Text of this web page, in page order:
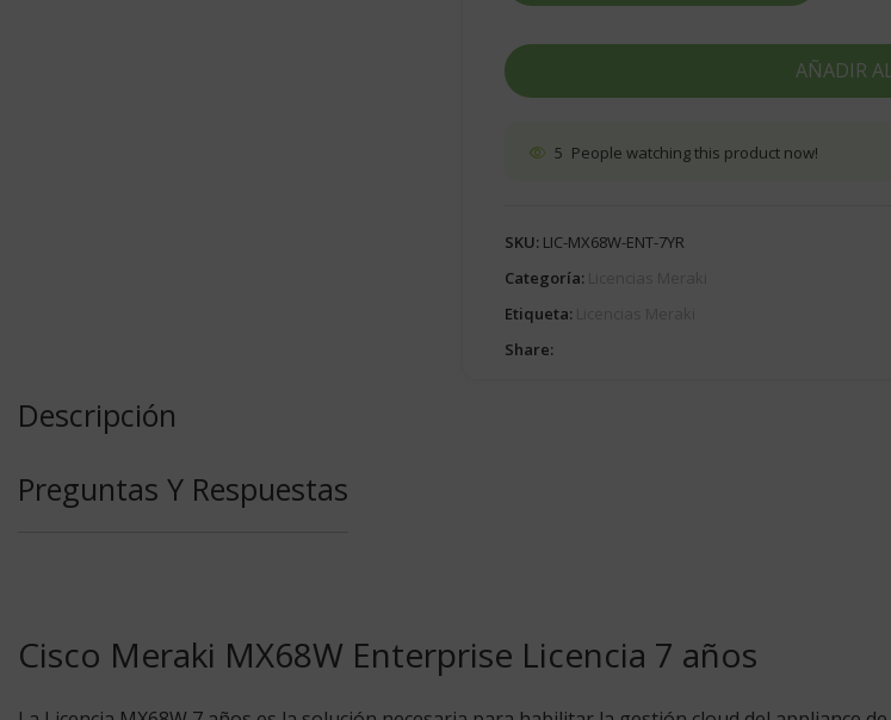
AÑADIR
5 People watching this product now!
SKU: LIC-MX68W-ENT-7YR
Categoría:
Etiqueta:
Share:
Descripción
Preguntas Y Respuestas
Cisco Meraki MX68W Enterprise Licencia 7 años